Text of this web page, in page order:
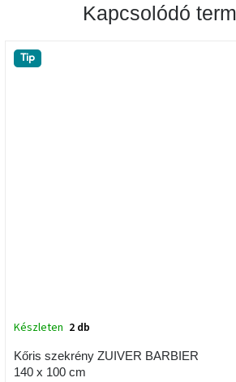
Bohém
Belső
tavaszi
színekben
Kapcsolódó
Tip
Kőris szekrény ZUIVER BARBIER
140 x 100 cm
Készleten 2 db